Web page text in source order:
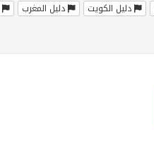
دليل الكويت دليل المغرب